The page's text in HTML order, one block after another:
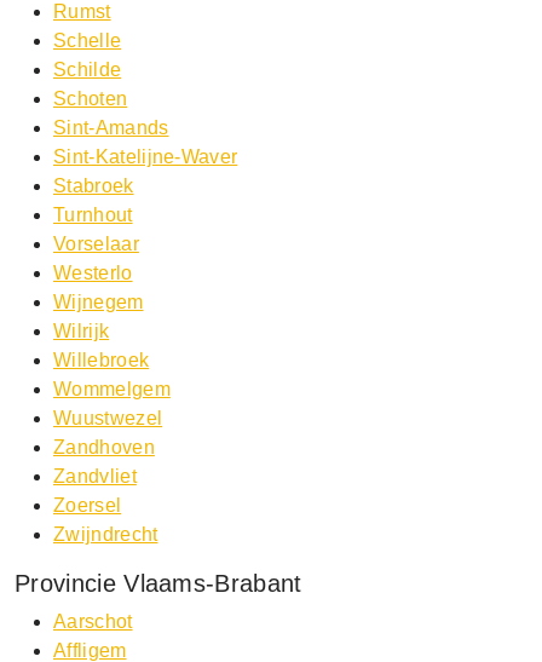
Rumst
Schelle
Schilde
Schoten
Sint-Amands
Sint-Katelijne-Waver
Stabroek
Turnhout
Vorselaar
Westerlo
Wijnegem
Wilrijk
Willebroek
Wommelgem
Wuustwezel
Zandhoven
Zandvliet
Zoersel
Zwijndrecht
Provincie Vlaams-Brabant
Aarschot
Affligem